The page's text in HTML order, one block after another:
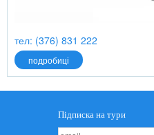
тел: (376) 831 222
подробиці